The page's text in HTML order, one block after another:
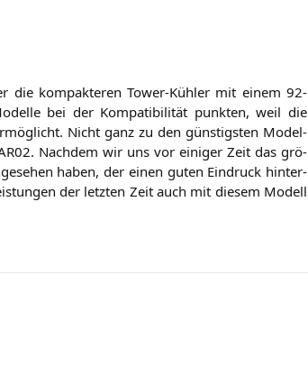
kom­pak­te­ren Tower-Küh­ler mit einem 92-
bei der Kom­pa­ti­bi­li­tät punk­ten, weil die
Nicht ganz zu den güns­tigs­ten Model­
. Nach­dem wir uns vor eini­ger Zeit das grö­
haben, der einen guten Ein­druck hin­ter­
der letz­ten Zeit auch mit die­sem Modell